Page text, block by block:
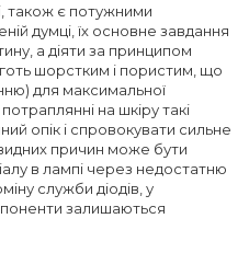
також є потужними
думці, їх основне завдання
а діяти за принципом
шорстким і пористим, що
для максимальної
на шкіру такі
опік і спровокувати сильне
причин може бути
в лампі через недостатню
служби діодів, у
залишаються